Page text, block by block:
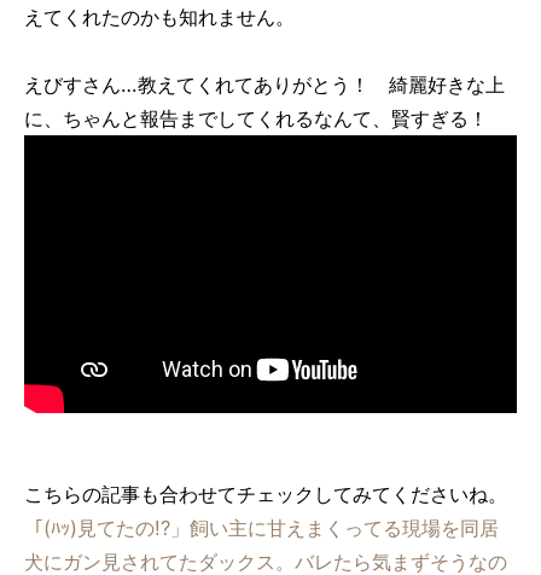
えてくれたのかも知れません。
えびすさん…教えてくれてありがとう！ 綺麗好きな上
に、ちゃんと報告までしてくれるなんて、賢すぎる！
こちらの記事も合わせてチェックしてみてくださいね。
「(ﾊｯ)見てたの!?」飼い主に甘えまくってる現場を同居
犬にガン見されてたダックス。バレたら気まずそうなの